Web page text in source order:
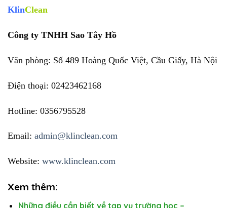
KlinClean
Công ty TNHH Sao Tây Hồ
Văn phòng: Số 489 Hoàng Quốc Việt, Cầu Giấy, Hà Nội
Điện thoại: 02423462168
Hotline: 0356795528
Email: admin@klinclean.com
Website: www.klinclean.com
Xem thêm:
Những điều cần biết về tạp vụ trường học –